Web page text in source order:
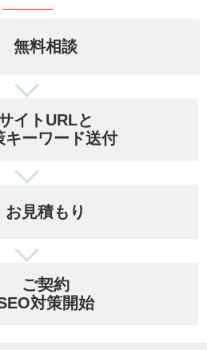
無料相談
イトURLと
キーワード送付
お見積もり
ご契約
対策開始